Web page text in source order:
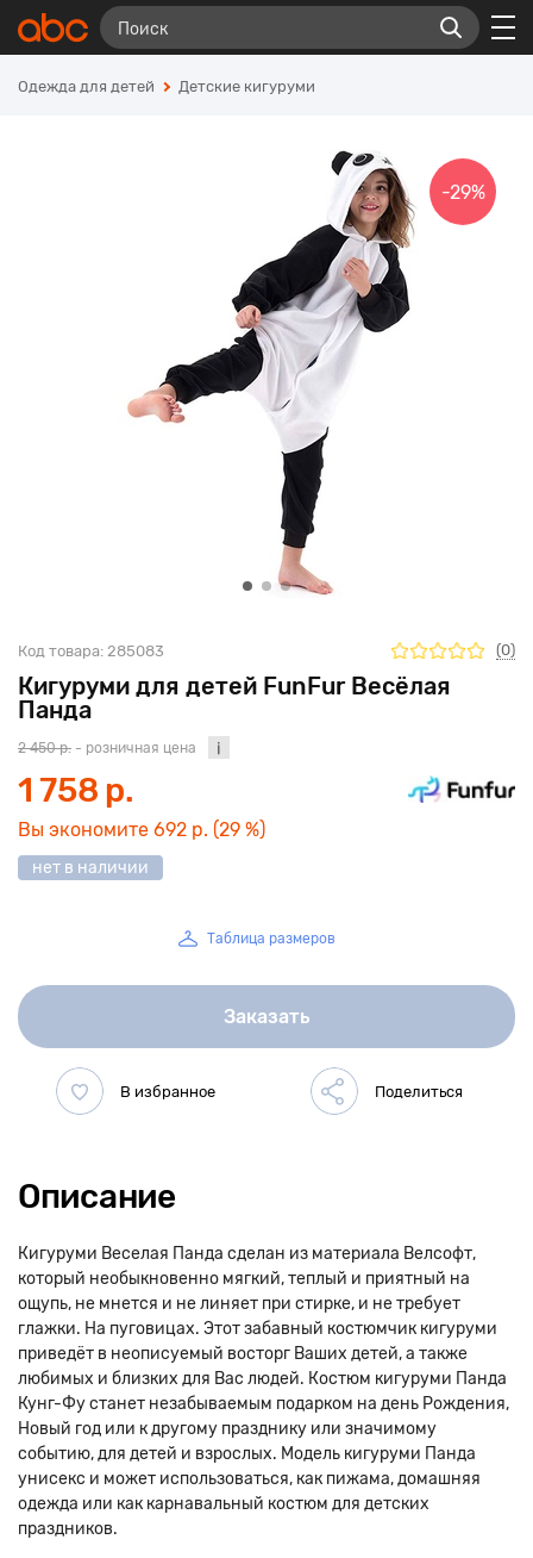
Одежда для детей Детские кигуруми
Кигуруми для детей FunFur Весёлая
Панда
Код товара: 285083 (0)
-29%
2 450 р. - розничная цена
1 758 р.
Вы экономите 692 р. (29 %)
нет в наличии
Таблица размеров
Заказать
Описание
Кигуруми Веселая Панда сделан из материала Велсофт,
который необыкновенно мягкий, теплый и приятный на
ощупь, не мнется и не линяет при стирке, и не требует
глажки. На пуговицах. Этот забавный костюмчик кигуруми
приведёт в неописуемый восторг Ваших детей, а также
любимых и близких для Вас людей. Костюм кигуруми Панда
Кунг-Фу станет незабываемым подарком на день Рождения,
Новый год или к другому празднику или значимому
событию, для детей и взрослых. Модель кигуруми Панда
унисекс и может использоваться, как пижама, домашняя
одежда или как карнавальный костюм для детских
праздников.